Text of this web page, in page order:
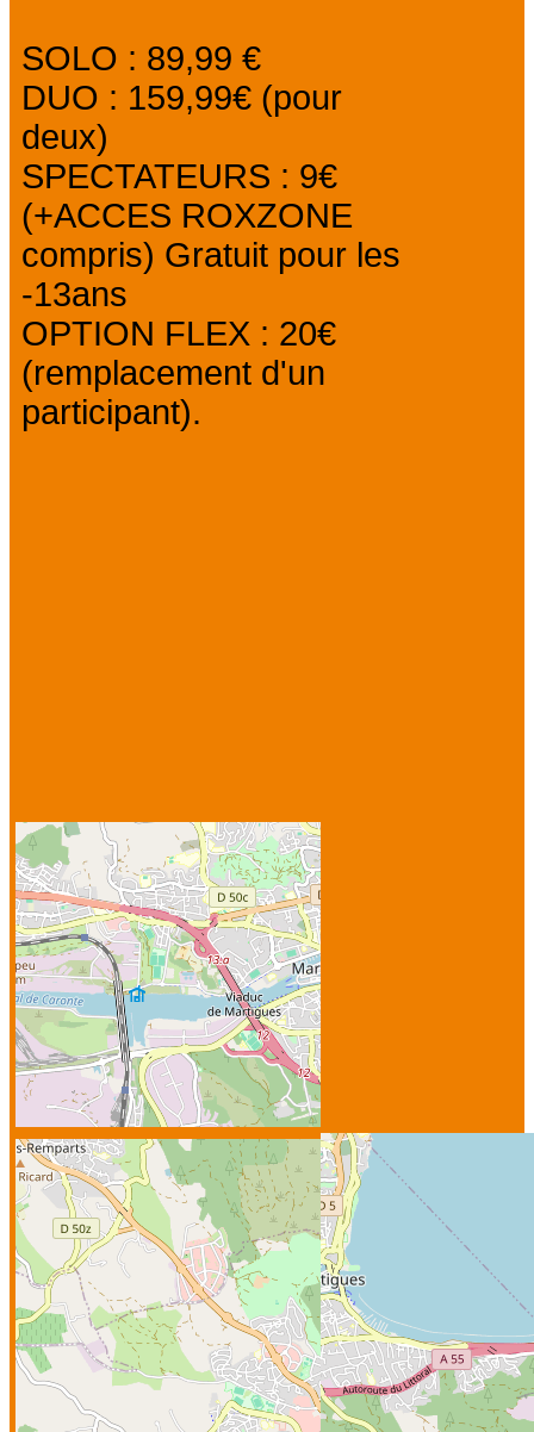
SOLO : 89,99 €
DUO : 159,99€ (pour
deux)
SPECTATEURS : 9€
(+ACCES ROXZONE
compris) Gratuit pour les
-13ans
OPTION FLEX : 20€
(remplacement d'un
participant).